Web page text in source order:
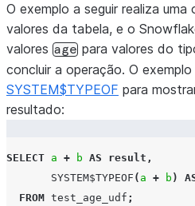
O exemplo a seguir realiza
valores da tabela, e o
valores age para valores do
concluir a operação. O
SYSTEM$TYPEOF para
resultado:
SELECT a + b AS result ,
SYSTEM$TYPEOF ( a + b )
FROM test_age_udf ;